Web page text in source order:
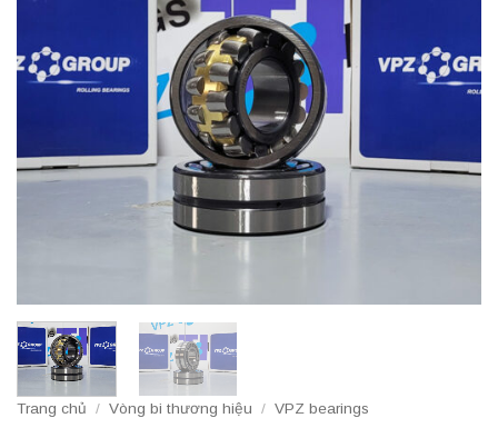
Trang chủ / Vòng bi thương hiệu / VPZ bearings